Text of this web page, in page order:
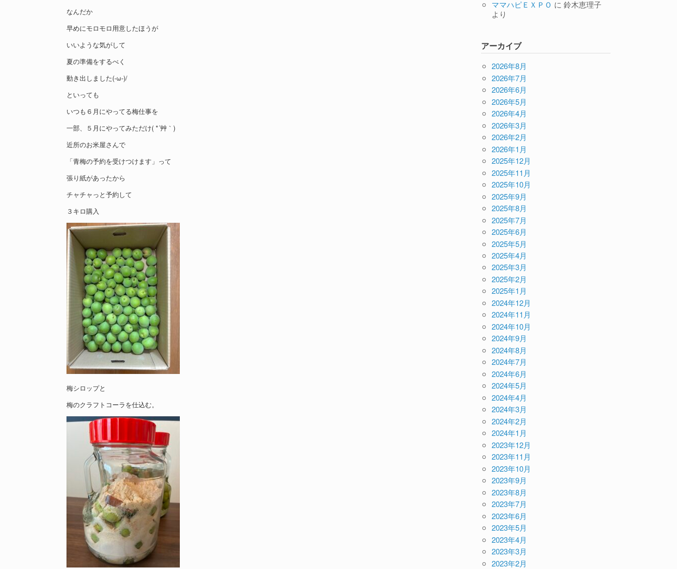
なんだか
早めにモロモロ用意したほうが
いいような気がして
夏の準備をするべく
動き出しました(-ω-)/
といっても
いつも６月にやってる梅仕事を
一部、５月にやってみただけ( *´艸｀)
近所のお米屋さんで
「青梅の予約を受けつけます」って
張り紙があったから
チャチャっと予約して
３キロ購入
梅シロップと
梅のクラフトコーラを仕込む。
ママハピＥＸＰＯ に鈴木恵理子
より
アーカイブ
2026年8月
2026年7月
2026年6月
2026年5月
2026年4月
2026年3月
2026年2月
2026年1月
2025年12月
2025年11月
2025年10月
2025年9月
2025年8月
2025年7月
2025年6月
2025年5月
2025年4月
2025年3月
2025年2月
2025年1月
2024年12月
2024年11月
2024年10月
2024年9月
2024年8月
2024年7月
2024年6月
2024年5月
2024年4月
2024年3月
2024年2月
2024年1月
2023年12月
2023年11月
2023年10月
2023年9月
2023年8月
2023年7月
2023年6月
2023年5月
2023年4月
2023年3月
2023年2月